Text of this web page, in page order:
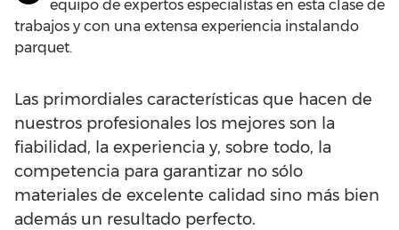
equipo de expertos especialistas en esta clase de
trabajos y con una extensa experiencia instalando
parquet.
Las primordiales características que hacen de
nuestros profesionales los mejores son la
fiabilidad, la experiencia y, sobre todo, la
competencia para garantizar no sólo
materiales de excelente calidad sino más bien
además un resultado perfecto.